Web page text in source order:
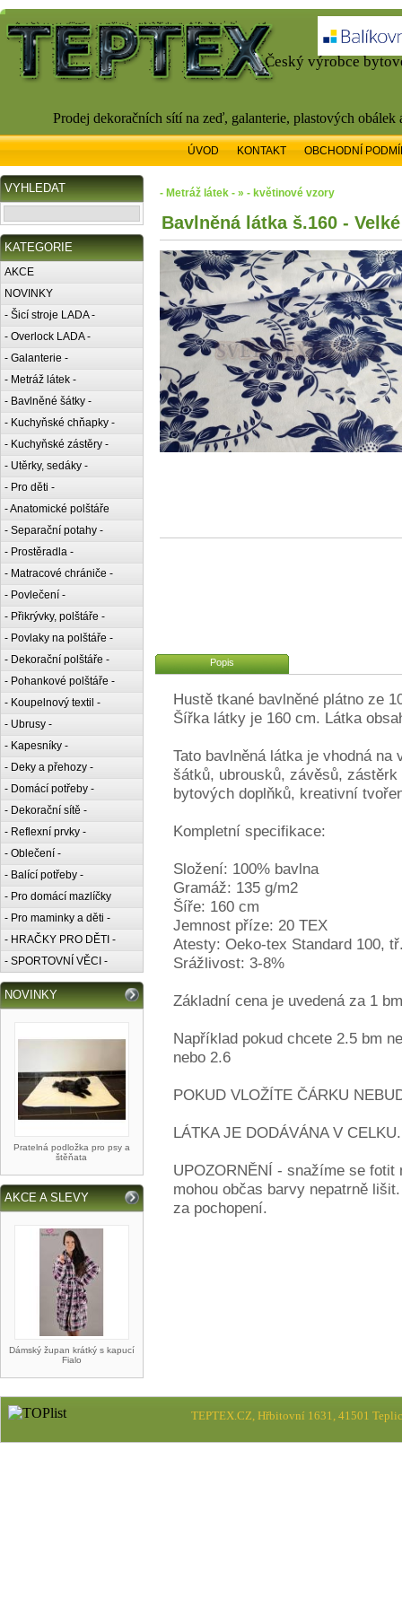
Český výrobce
Prodej dekoračních sítí na zeď, galanterie, plastových
ÚVOD KONTAKT OBCHODNÍ
VYHLEDAT
KATEGORIE
AKCE
NOVINKY
- Šicí stroje LADA -
- Overlock LADA -
- Galanterie -
- Metráž látek -
- Bavlněné šátky -
- Kuchyňské chňapky -
- Kuchyňské zástěry -
- Utěrky, sedáky -
- Pro děti -
- Anatomické polštáře
- Separační potahy -
- Prostěradla -
- Matracové chrániče -
- Povlečení -
- Přikrývky, polštáře -
- Povlaky na polštáře -
- Dekorační polštáře -
- Pohankové polštáře -
- Koupelnový textil -
- Ubrusy -
- Kapesníky -
- Deky a přehozy -
- Domácí potřeby -
- Dekorační sítě -
- Reflexní prvky -
- Oblečení -
- Balící potřeby -
- Pro domácí mazlíčky
- Pro maminky a děti -
- HRAČKY PRO DĚTI -
- SPORTOVNÍ VĚCI -
NOVINKY
Pratelná podložka pro psy a
štěňata
AKCE A SLEVY
Dámský župan krátký s kapucí
Fialo
- Metráž látek - » - květinové vzory
Bavlněná látka š.160 -
Popis
Hustě tkané bavlněné plátno ze
Šířka látky je 160 cm. Látka
Tato bavlněná látka je vhodná
šátků, ubrousků, závěsů,
bytových doplňků, kreativní
Kompletní specifikace:
Složení: 100% bavlna
Gramáž: 135 g/m2
Šíře: 160 cm
Jemnost příze: 20 TEX
Atesty: Oeko-tex Standard 100,
Srážlivost: 3-8%
Základní cena je uvedená za 1
Například pokud chcete 2.5 bm
nebo 2.6
POKUD VLOŽÍTE ČÁRKU
LÁTKA JE DODÁVÁNA V CELKU.
UPOZORNĚNÍ - snažíme se
mohou občas barvy nepatrně
za pochopení.
TEPTEX.CZ, Hřbitovní 1631, 41501